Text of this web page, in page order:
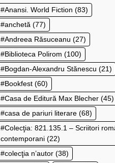
Anansi. World Fiction (83)
anchetă (77)
Andreea Răsuceanu (27)
Biblioteca Polirom (100)
Bogdan-Alexandru Stănescu (21)
Bookfest (60)
Casa de Editură Max Blecher (45)
casa de pariuri literare (68)
Colecţia: 821.135.1 – Scriitori
contemporani (22)
colecţia n’autor (38)